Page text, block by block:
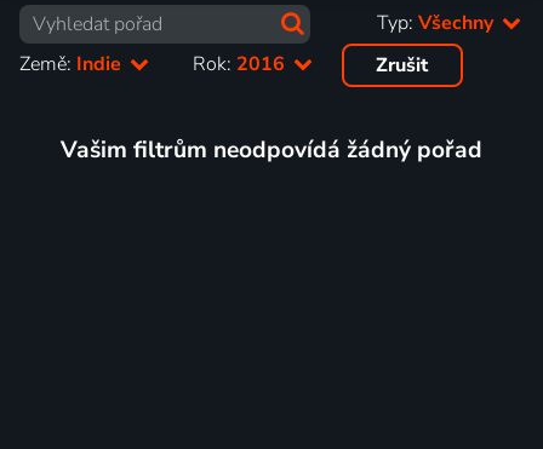
Typ: Všechny
Země: Indie Rok: 2016 Zrušit
Vašim filtrům neodpovídá žádný pořad